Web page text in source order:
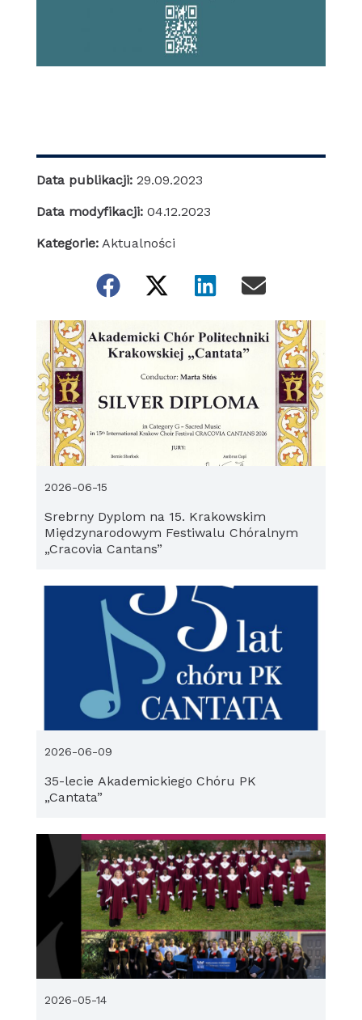
Data publikacji: 29.09.2023
Data modyfikacji: 04.12.2023
Kategorie: Aktualności
Srebrny Dyplom na 15. Krakowskim
Międzynarodowym Festiwalu Chóralnym
„Cracovia Cantans”
2026-06-15
35-lecie Akademickiego Chóru PK
„Cantata”
2026-06-09
2026-05-14